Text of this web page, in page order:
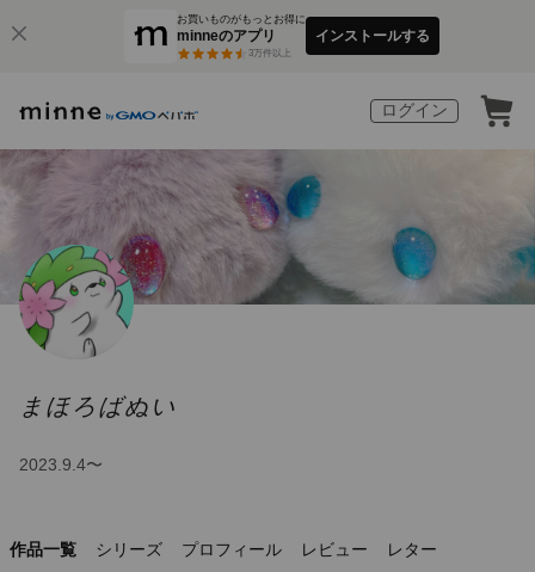
お買いものがもっとお得に
minneのアプリ
3万件以上
インストールする
ログイン
まほろばぬい
2023.9.4〜
作品一覧 シリーズ プロフィール レビュー レター